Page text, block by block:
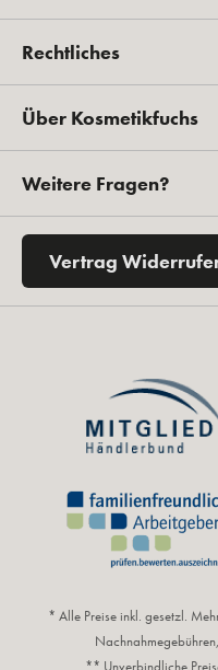
Rechtliches
Über Kosmetikfuchs
Weitere Fragen?
Vertrag
* Alle Preise inkl. gesetzl.
** Unverbindliche